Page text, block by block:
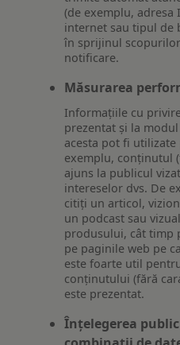
(de exemplu, adresa
internet sau tipul de
în sprijinul
notificare.
Măsurarea
Informațiile cu
prezentat și la
acesta pot fi
exemplu, conținutul
ajuns la publicul
intereselor dvs. De
citiți un articol,
un podcast sau
produsului, cât timp
pe paginile web pe
este foarte util
conținutului (fără
este prezentat.
Înțelegerea